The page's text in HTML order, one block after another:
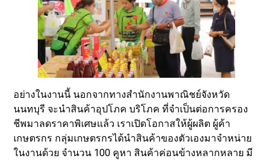
อย่างในงานนี้ นอกจากทางสำนักงานพาณิชย์จังหวัด
นนทบุรี จะนำสินค้าอุปโภค บริโภค ที่จำเป็นต่อการครอง
ชีพมาลดราคาพิเศษแล้ว เราเปิดโอกาสให้ผู้ผลิต ผู้ค้า
เกษตรกร กลุ่มเกษตรกรได้นำสินค้าของตัวเองมาจำหน่าย
ในงานด้วย จำนวน 100 คูหา สินค้าค่อนข้างหลากหลาย มี